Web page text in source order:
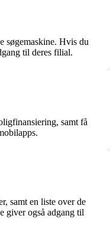
søgemaskine. Hvis du
til deres filial.
samt få
samt en liste over de
giver også adgang til